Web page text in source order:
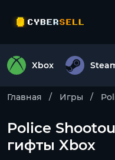
Xbox
Главная Игры
Police
гифты Xbox